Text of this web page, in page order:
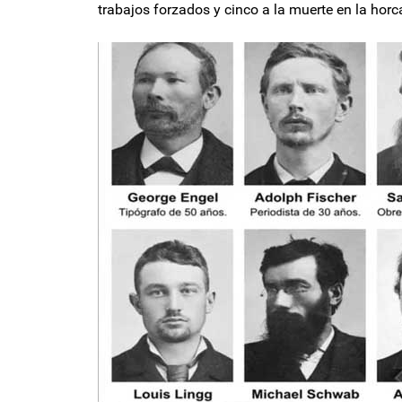
trabajos forzados y cinco a la muerte en la